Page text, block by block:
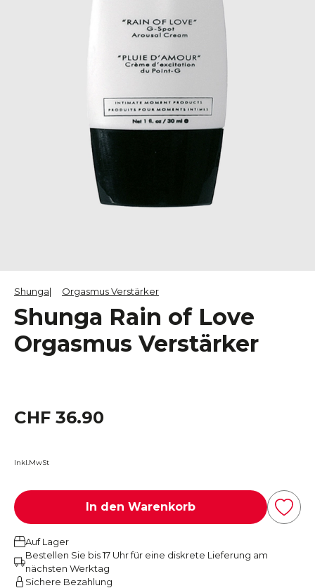
Shunga Orgasmus Verstärker
Shunga Rain of Love
Orgasmus Verstärker
CHF 36.90
Inkl.MwSt
In den Warenkorb
Auf Lager
Bestellen Sie bis 17 Uhr für eine diskrete Lieferung am
nächsten Werktag
Sichere Bezahlung